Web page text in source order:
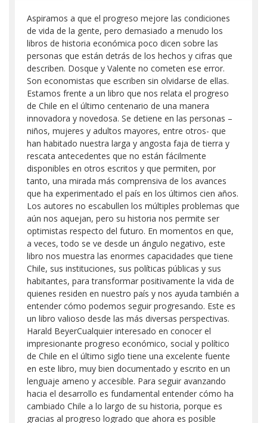
Aspiramos a que el progreso mejore las condiciones
de vida de la gente, pero demasiado a menudo los
libros de historia económica poco dicen sobre las
personas que están detrás de los hechos y cifras que
describen. Dosque y Valente no cometen ese error.
Son economistas que escriben sin olvidarse de ellas.
Estamos frente a un libro que nos relata el progreso
de Chile en el último centenario de una manera
innovadora y novedosa. Se detiene en las personas –
niños, mujeres y adultos mayores, entre otros- que
han habitado nuestra larga y angosta faja de tierra y
rescata antecedentes que no están fácilmente
disponibles en otros escritos y que permiten, por
tanto, una mirada más comprensiva de los avances
que ha experimentado el país en los últimos cien años.
Los autores no escabullen los múltiples problemas que
aún nos aquejan, pero su historia nos permite ser
optimistas respecto del futuro. En momentos en que,
a veces, todo se ve desde un ángulo negativo, este
libro nos muestra las enormes capacidades que tiene
Chile, sus instituciones, sus políticas públicas y sus
habitantes, para transformar positivamente la vida de
quienes residen en nuestro país y nos ayuda también a
entender cómo podemos seguir progresando. Este es
un libro valioso desde las más diversas perspectivas.
Harald BeyerCualquier interesado en conocer el
impresionante progreso económico, social y político
de Chile en el último siglo tiene una excelente fuente
en este libro, muy bien documentado y escrito en un
lenguaje ameno y accesible. Para seguir avanzando
hacia el desarrollo es fundamental entender cómo ha
cambiado Chile a lo largo de su historia, porque es
gracias al progreso logrado que ahora es posible